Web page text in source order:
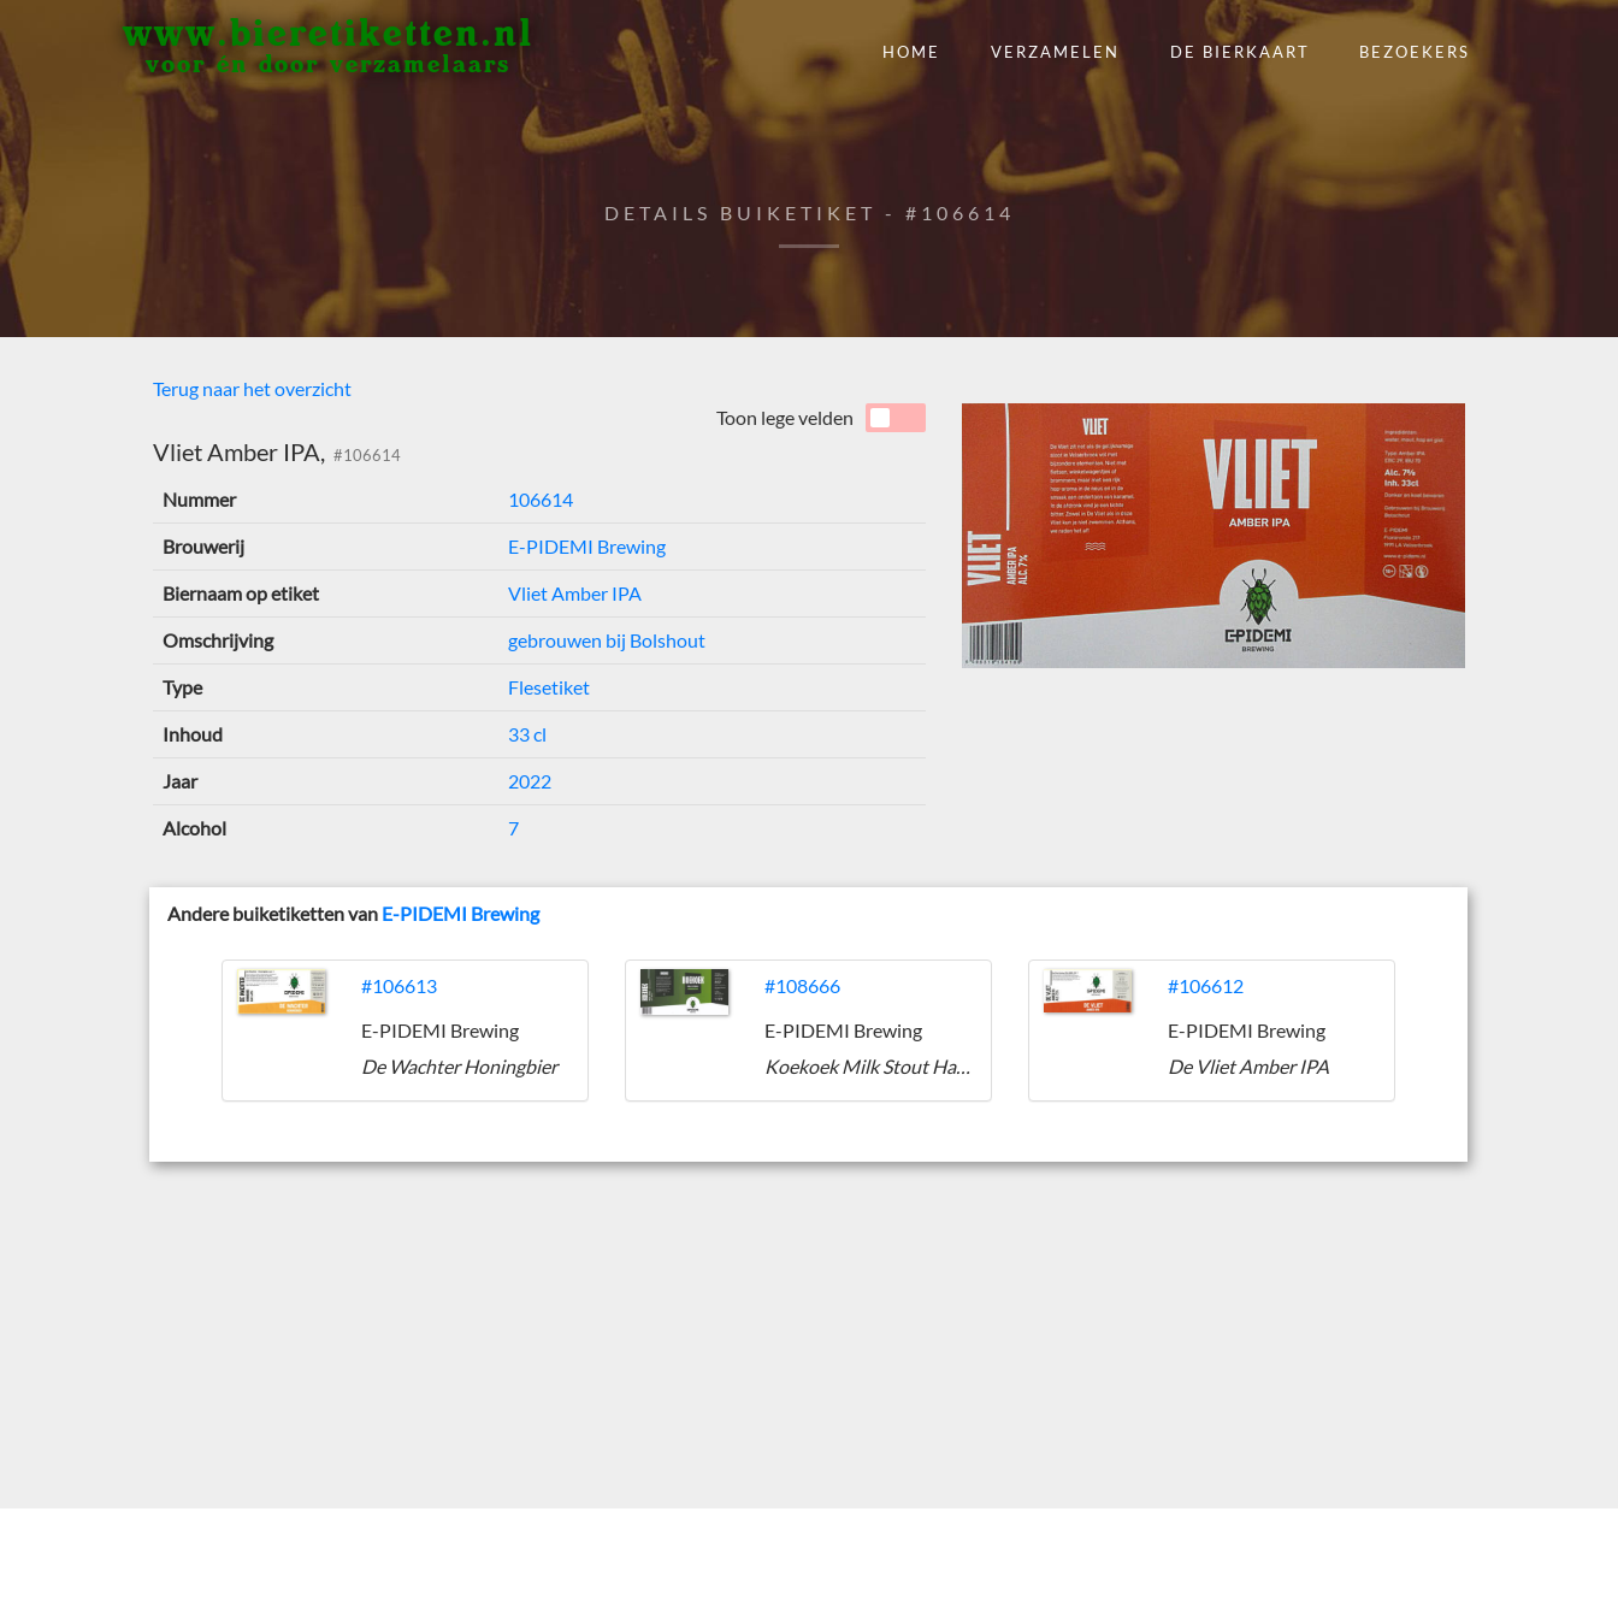
www.bieretiketten.nl
voor én door verzamelaars
HOME VERZAMELEN DE BIERKAART BEZOEKERS
DETAILS BUIKETIKET - #106614
Terug naar het overzicht
Vliet Amber IPA, #106614
Toon lege velden
Nummer 106614
Brouwerij E-PIDEMI Brewing
Biernaam op etiket Vliet Amber IPA
Omschrijving gebrouwen bij Bolshout
Type Flesetiket
Inhoud 33 cl
Jaar 2022
Alcohol 7
Andere buiketiketten van E-PIDEMI Brewing
#106613
E-PIDEMI Brewing
De Wachter Honingbier
#108666
E-PIDEMI Brewing
Koekoek Milk Stout Hazelnoot
#106612
E-PIDEMI Brewing
De Vliet Amber IPA